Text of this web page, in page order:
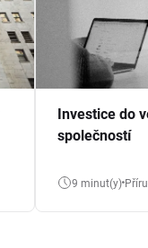
Investice do
společností
9 minut(y)